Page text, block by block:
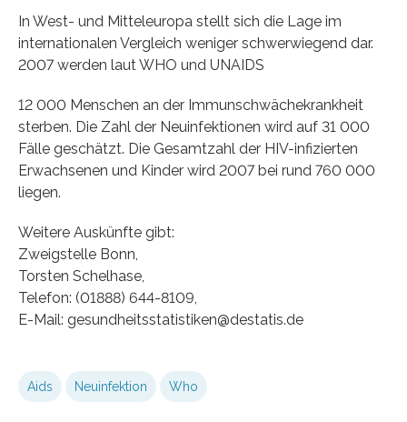
In West- und Mitteleuropa stellt sich die Lage im
internationalen Vergleich weniger schwerwiegend dar.
2007 werden laut WHO und UNAIDS
12 000 Menschen an der Immunschwächekrankheit
sterben. Die Zahl der Neuinfektionen wird auf 31 000
Fälle geschätzt. Die Gesamtzahl der HIV-infizierten
Erwachsenen und Kinder wird 2007 bei rund 760 000
liegen.
Weitere Auskünfte gibt:
Zweigstelle Bonn,
Torsten Schelhase,
Telefon: (01888) 644-8109,
E-Mail: gesundheitsstatistiken@destatis.de
Aids Neuinfektion Who